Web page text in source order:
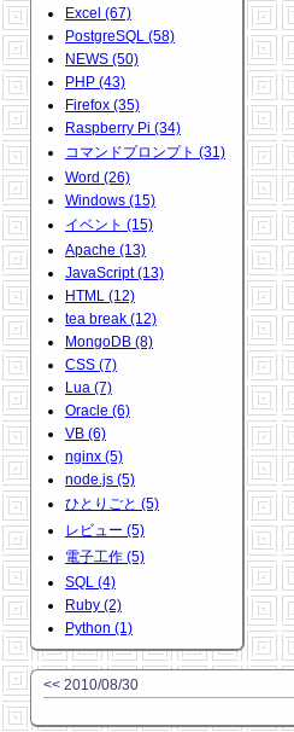
Excel (67)
PostgreSQL (58)
NEWS (50)
PHP (43)
Firefox (35)
Raspberry Pi (34)
コマンドプロンプト (31)
Word (26)
Windows (15)
イベント (15)
Apache (13)
JavaScript (13)
HTML (12)
tea break (12)
MongoDB (8)
CSS (7)
Lua (7)
Oracle (6)
VB (6)
nginx (5)
node.js (5)
ひとりごと (5)
レビュー (5)
電子工作 (5)
SQL (4)
Ruby (2)
Python (1)
<< 2010/08/30